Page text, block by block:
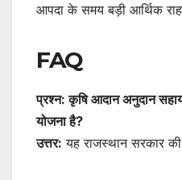
आपदा के समय बड़ी आर्थिक
FAQ
प्रश्न: कृषि आदान अनुदान
योजना है?
उत्तर: यह राजस्थान सरकार